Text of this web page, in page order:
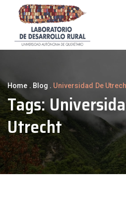
Home . Blog . Universidad De
Tags:
Utrecht